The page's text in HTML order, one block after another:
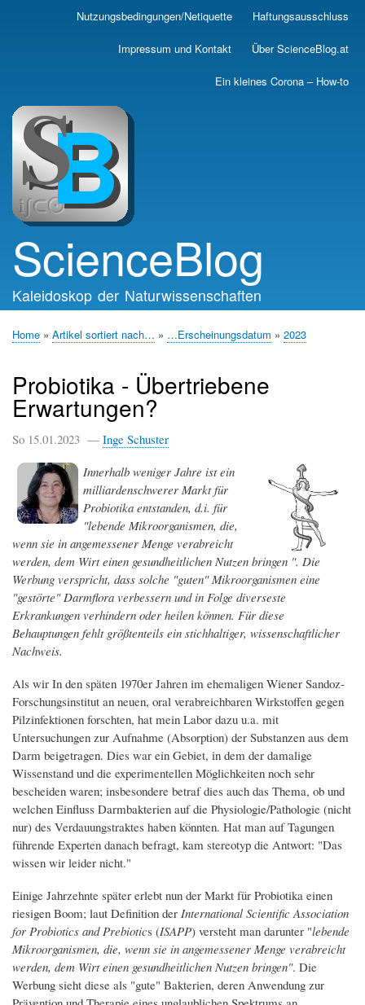
Skip
main
Nutzungsbedingungen/Netiquette Haftungsausschluss
Impressum und Kontakt Über ScienceBlog.at
Ein kleines Corona – How-to
ScienceBlog
Kaleidoskop der Naturwissenschaften
Home Artikel sortiert nach… …Erscheinungsdatum 2023
Probiotika - Übertriebene
Erwartungen?
So 15.01.2023 — Inge Schuster
Innerhalb weniger Jahre ist ein
milliardenschwerer Markt für
Probiotika entstanden, d.i. für
"lebende Mikroorganismen, die,
wenn sie in angemessener Menge verabreicht
werden, dem Wirt einen gesundheitlichen Nutzen bringen ". Die
Werbung verspricht, dass solche "guten" Mikroorganismen eine
"gestörte" Darmflora verbessern und in Folge diverseste
Erkrankungen verhindern oder heilen können. Für diese
Behauptungen fehlt größtenteils ein stichhaltiger, wissenschaftlicher
Nachweis.
Als wir In den späten 1970er Jahren im ehemaligen Wiener Sandoz-
Forschungsinstitut an neuen, oral verabreichbaren Wirkstoffen gegen
Pilzinfektionen forschten, hat mein Labor dazu u.a. mit
Untersuchungen zur Aufnahme (Absorption) der Substanzen aus dem
Darm beigetragen. Dies war ein Gebiet, in dem der damalige
Wissenstand und die experimentellen Möglichkeiten noch sehr
bescheiden waren; insbesondere betraf dies auch das Thema, ob und
welchen Einfluss Darmbakterien auf die Physiologie/Pathologie (nicht
nur) des Verdauungstraktes haben könnten. Hat man auf Tagungen
führende Experten danach befragt, kam stereotyp die Antwort: "Das
wissen wir leider nicht."
Einige Jahrzehnte später erlebt nun der Markt für Probiotika einen
riesigen Boom; laut Definition der International Scientific Association
for Probiotics and Prebiotics (ISAPP) versteht man darunter "lebende
Mikroorganismen, die, wenn sie in angemessener Menge verabreicht
werden, dem Wirt einen gesundheitlichen Nutzen bringen". Die
Werbung sieht diese als "gute" Bakterien, deren Anwendung zur